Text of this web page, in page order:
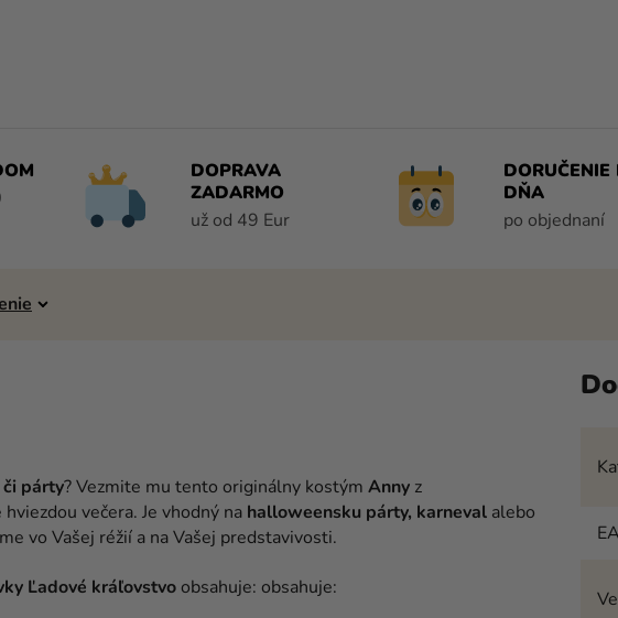
DOPRAVA
ZADARMO
už od 49 Eur
DŇA
po objednaní
párty? Vezmite mu tento originálny kostým Anny z
večera. Je vhodný na halloweensku párty, karneval alebo
vo Vašej réžií a na Vašej predstavivosti.
Ľadové kráľovstvo obsahuje: obsahuje: